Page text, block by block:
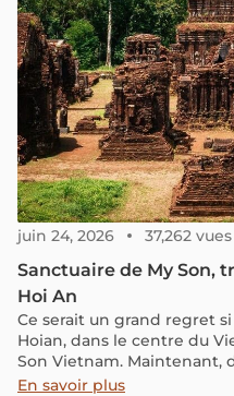
juin 24, 2026 37,262 vues
Sanctuaire de My Son,
Hoi An
Ce serait un grand regret
Hoian, dans le centre du
Son Vietnam. Maintenant,
valeurs de ce site du
En savoir plus